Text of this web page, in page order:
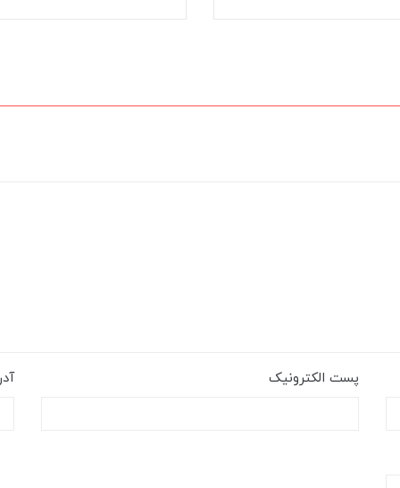
پست الکترونیک